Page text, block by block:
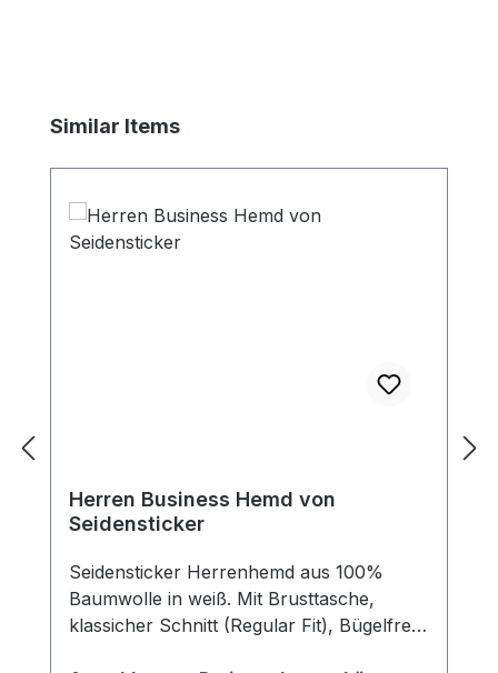
Produktgalerie überspringen
Similar Items
Herren Business Hemd von
Seidensticker
Seidensticker Herrenhemd aus 100%
Baumwolle in weiß. Mit Brusttasche,
klassicher Schnitt (Regular Fit), Bügelfrei,